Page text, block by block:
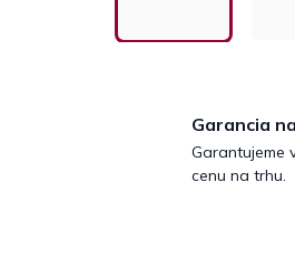
Garancia
Garantujeme
cenu na trhu.